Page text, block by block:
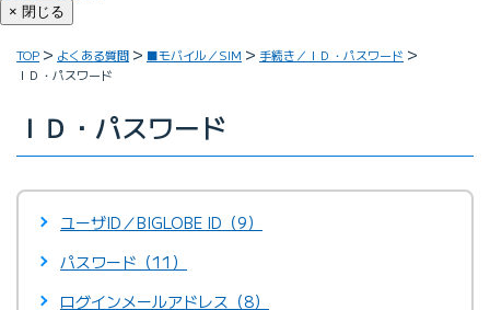
× 閉じる
TOP よくある質問 ■モバイル／SIM
手続き／ＩＤ・パスワード
ＩＤ・パスワード
ＩＤ・パスワード
ユーザID／BIGLOBE ID（9）
パスワード（11）
ログインメールアドレス（8）